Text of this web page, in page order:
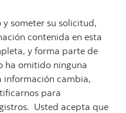
someter su solicitud,
contenida en esta
y forma parte de
ha omitido ninguna
información cambia,
para
Usted acepta que